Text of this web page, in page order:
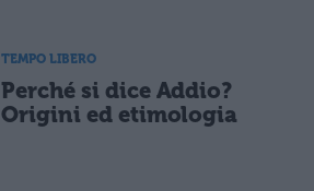
TEMPO LIBERO
Perché si dice Addio?
Origini ed etimologia